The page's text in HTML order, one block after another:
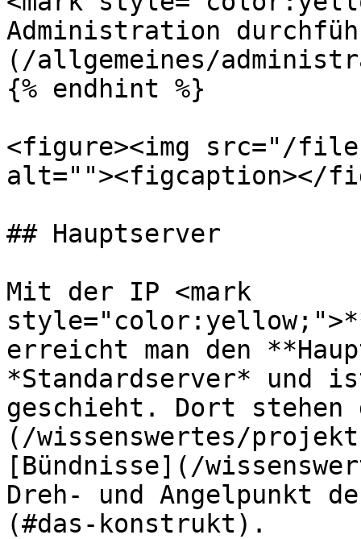
Administration
(/allgemeines/
{% endhint %}
<figure><img src="/files/
alt=""><figcaption></
## Hauptserver
Mit der IP <mark
erreicht man den
*Standardserver* und
geschieht. Dort
(/wissenswertes/
[Bündnisse](/
Dreh- und Angelpunkt
(#das-konstrukt).